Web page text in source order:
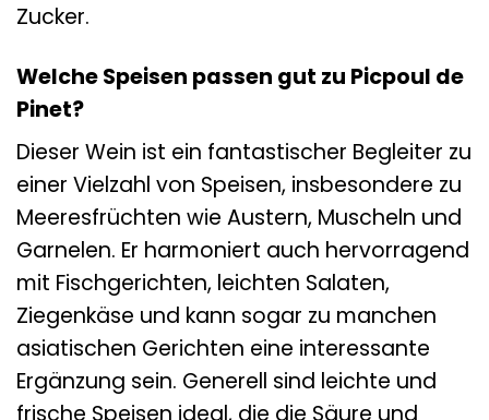
Zucker.
Welche Speisen passen gut zu Picpoul de
Pinet?
Dieser Wein ist ein fantastischer Begleiter zu
einer Vielzahl von Speisen, insbesondere zu
Meeresfrüchten wie Austern, Muscheln und
Garnelen. Er harmoniert auch hervorragend
mit Fischgerichten, leichten Salaten,
Ziegenkäse und kann sogar zu manchen
asiatischen Gerichten eine interessante
Ergänzung sein. Generell sind leichte und